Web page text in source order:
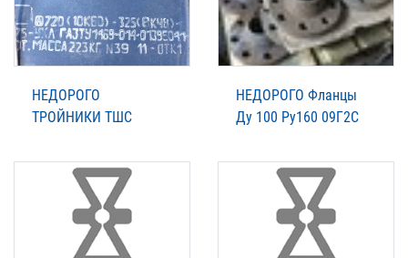
НЕДОРОГО
ТРОЙНИКИ ТШС
НЕДОРОГО Фланцы
Ду 100 Ру160 09Г2С